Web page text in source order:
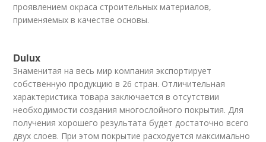
проявлением окраса строительных материалов,
применяемых в качестве основы.
Dulux
Знаменитая на весь мир компания экспортирует
собственную продукцию в 26 стран. Отличительная
характеристика товара заключается в отсутствии
необходимости создания многослойного покрытия. Для
получения хорошего результата будет достаточно всего
двух слоев. При этом покрытие расходуется максимально